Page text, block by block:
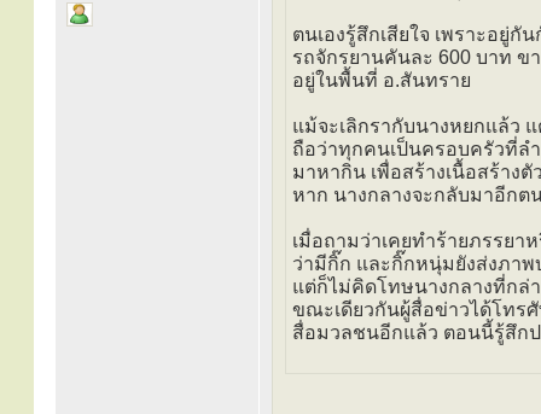
ตนเองรู้สึกเสียใจ เพราะอยู่
รถจักรยานคันละ 600 บาท ข
อยู่ในพื้นที่ อ.สันทราย
แม้จะเลิกรากับนางหยกแล้ว
ถือว่าทุกคนเป็นครอบครัวที่ล
มาหากิน เพื่อสร้างเนื้อสร้าง
หาก นางกลางจะกลับมาอีกต
เมื่อถามว่าเคยทำร้ายภรรย
ว่ามีกิ๊ก และกิ๊กหนุ่มยังส่งภาพ
แต่ก็ไม่คิดโทษนางกลางที่กล่
ขณะเดียวกันผู้สื่อข่าวได้โท
สื่อมวลชนอีกแล้ว ตอนนี้รู้สึก